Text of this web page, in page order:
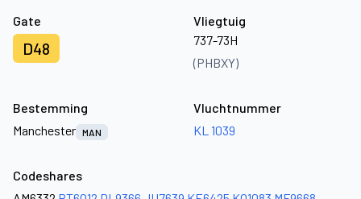
Gate
D48
Vliegtuig
737-73H
(PHBXY)
Bestemming
Manchester MAN
Vluchtnummer
KL 1039
Codeshares